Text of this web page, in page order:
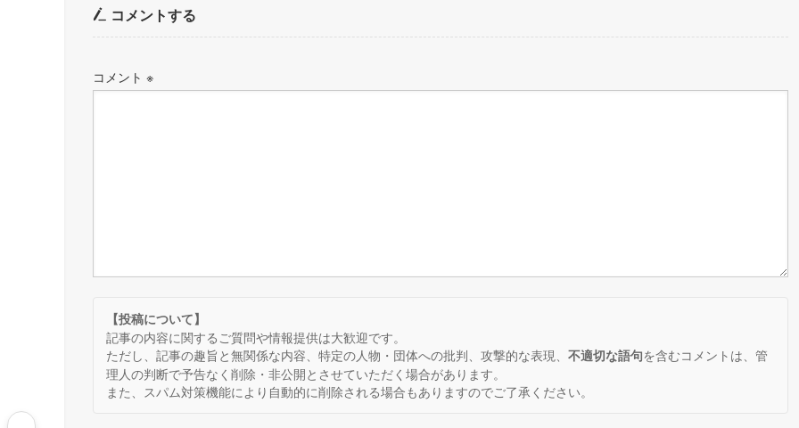
コメントする
コメント ※
【投稿について】
記事の内容に関するご質問や情報提供は大歓迎です。
ただし、記事の趣旨と無関係な内容、特定の人物・団体への批判、攻撃的な表現、 不適切な語句を含むコメントは、管
理人の判断で予告なく削除・非公開とさせていただく場合があります。
また、スパム対策機能により自動的に削除される場合もありますのでご了承ください。